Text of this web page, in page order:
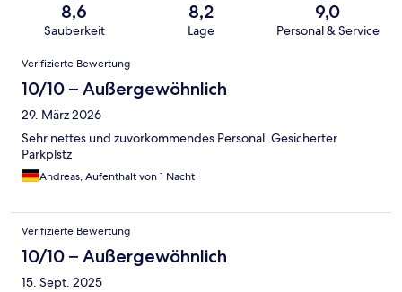
8,6
Sauberkeit
8,2
Lage
9,0
Personal & Service
Bewertungen
Verifizierte Bewertung
10/10 – Außergewöhnlich
29. März 2026
Sehr nettes und zuvorkommendes Personal. Gesicherter
Parkplstz
Andreas, Aufenthalt von 1 Nacht
Verifizierte Bewertung
10/10 – Außergewöhnlich
15. Sept. 2025